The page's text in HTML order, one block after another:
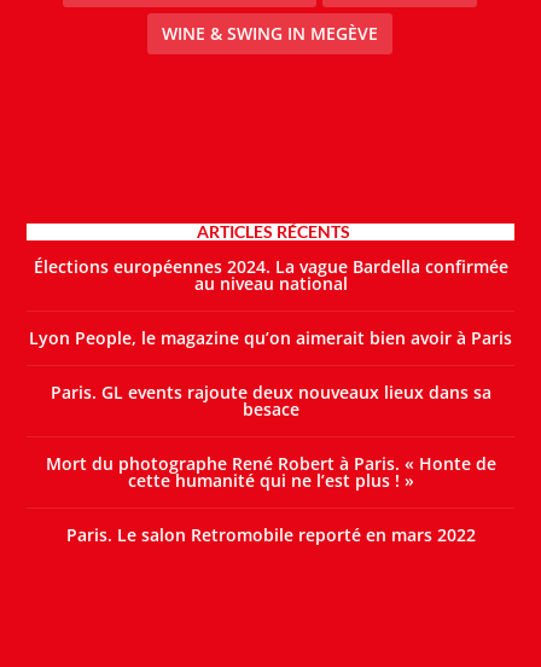
WINE & SWING IN MEGÈVE
ARTICLES RÉCENTS
Élections européennes 2024. La vague Bardella confirmée
au niveau national
Lyon People, le magazine qu’on aimerait bien avoir à Paris
Paris. GL events rajoute deux nouveaux lieux dans sa
besace
Mort du photographe René Robert à Paris. « Honte de
cette humanité qui ne l’est plus ! »
Paris. Le salon Retromobile reporté en mars 2022